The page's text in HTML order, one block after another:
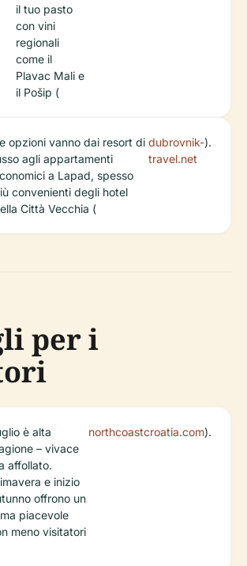
il tuo pasto
con vini
regionali
come il
Plavac Mali e
il Pošip (
opzioni vanno dai resort di
agli appartamenti
a Lapad, spesso
convenienti degli hotel
Città Vecchia (
dubrovnik-
travel.net
).
per i
è alta
– vivace
affollato.
e inizio
offrono un
piacevole
meno visitatori
northcoastcroatia.com).